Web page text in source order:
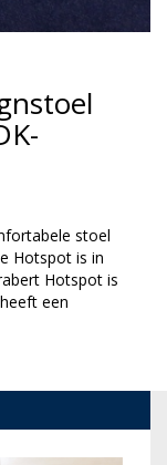
stoel
Hotspot is in
Hotspot is
een